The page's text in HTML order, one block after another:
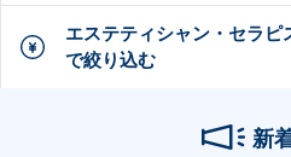
エステティシャン・セラピ
で絞り込む
新